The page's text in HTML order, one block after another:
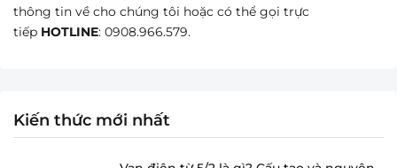
thông tin về cho chúng tôi hoặc có thể gọi trực
tiếp HOTLINE: 0908.966.579.
Kiến thức mới nhất